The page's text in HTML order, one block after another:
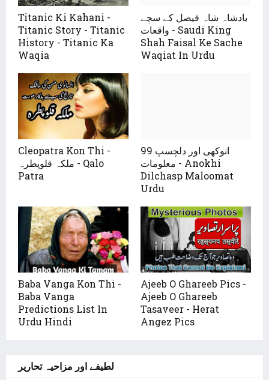
Titanic Ki Kahani -
Titanic Story - Titanic
History - Titanic Ka
Waqia
بادشاہ شاہ فیصل کے سچے
واقعات - Saudi King
Shah Faisal Ke Sache
Waqiat In Urdu
Cleopatra Kon Thi -
ملکہ قلوپطرہ - Qalo
Patra
99 انوکھی اور دلچسپ
معلومات - Anokhi
Dilchasp Maloomat
Urdu
Baba Vanga Kon Thi -
Baba Vanga
Predictions List In
Urdu Hindi
Ajeeb O Ghareeb Pics -
Ajeeb O Ghareeb
Tasaveer - Herat
Angez Pics
لطیفے اور مزاحیہ تحاریر